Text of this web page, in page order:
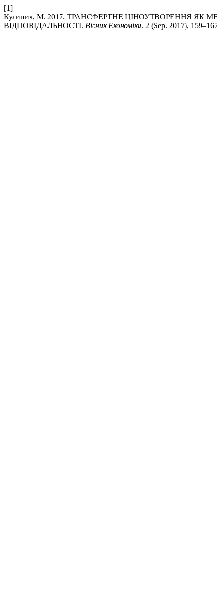
[1]
Кулинич, М. 2017. ТРАНСФЕРТНЕ ЦІНОУТВОРЕННЯ
ВІДПОВІДАЛЬНОСТІ. Вісник Економіки. 2 (Sep. 2017),